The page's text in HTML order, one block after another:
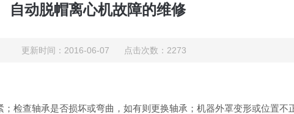
自动脱帽离心机故障的维修
更新时间：2016-06-07 点击次数：2273
检查轴承是否损坏或弯曲，如有则更换轴承；机器外罩变形或位置不正